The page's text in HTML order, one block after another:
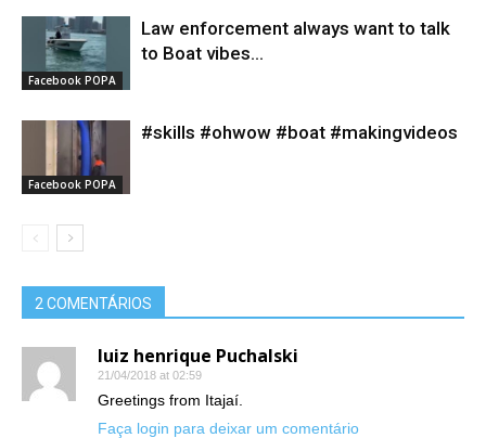
Facebook POPA
Law enforcement always want to talk
to Boat vibes...
Facebook POPA
#skills #ohwow #boat #makingvideos
2 COMENTÁRIOS
luiz henrique Puchalski
21/04/2018 at 02:59
Greetings from Itajaí.
Faça login para deixar um comentário